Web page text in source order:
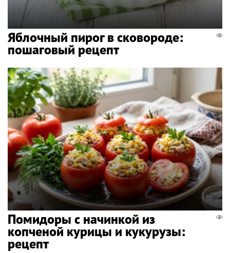
Яблочный пирог в сковороде:
пошаговый рецепт
Помидоры с начинкой из
копченой курицы и кукурузы:
рецепт